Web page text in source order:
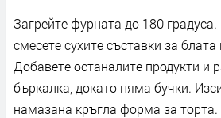
Загрейте фурната до 180
смесете сухите съставки за
Добавете останалите продукти и
бъркалка, докато няма бучки.
намазана кръгла форма за